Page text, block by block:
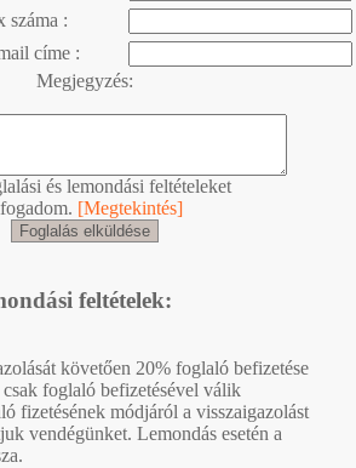
száma :
címe :
Megjegyzés:
és lemondási feltételeket
[Megtekintés]
feltételek:
követően 20% foglaló befizetése
foglaló befizetésével válik
fizetésének módjáról a visszaigazolást
vendégünket. Lemondás esetén a